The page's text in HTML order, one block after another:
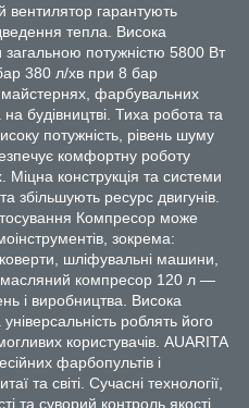
вентилятор гарантують
тепла. Висока
загальною потужністю 5800 Вт
380 л/хв при 8 бар
майстернях, фарбувальних
будівництві. Тиха робота та
потужність, рівень шуму
комфортну роботу
Міцна конструкція та системи
збільшують ресурс двигунів.
Компресор може
зокрема:
шліфувальні машини,
компресор 120 л —
і виробництва. Висока
роблять його
користувачів. AUARITA
фарбопультів і
та світі. Сучасні технології,
та суворий контроль якості